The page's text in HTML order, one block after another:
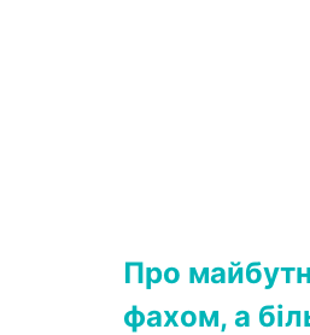
Про
фахом, а